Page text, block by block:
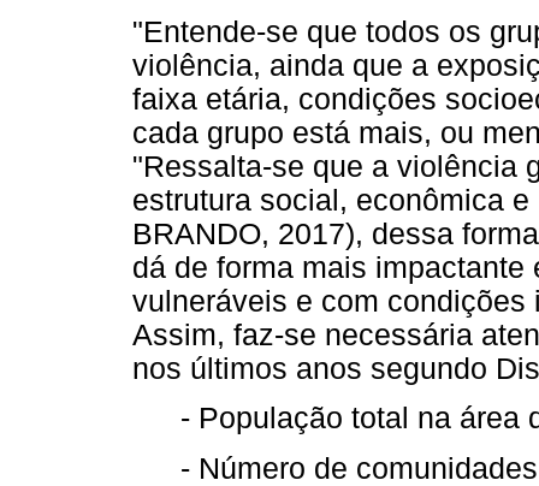
"Entende-se que todos os
violência, ainda que a
faixa etária, condições
cada grupo está mais, ou
"Ressalta-se que a violência
estrutura social, econômica
BRANDO, 2017), dessa
dá de forma mais
vulneráveis e com
Assim, faz-se necessária
nos últimos anos segundo
- População total na área
- Número de